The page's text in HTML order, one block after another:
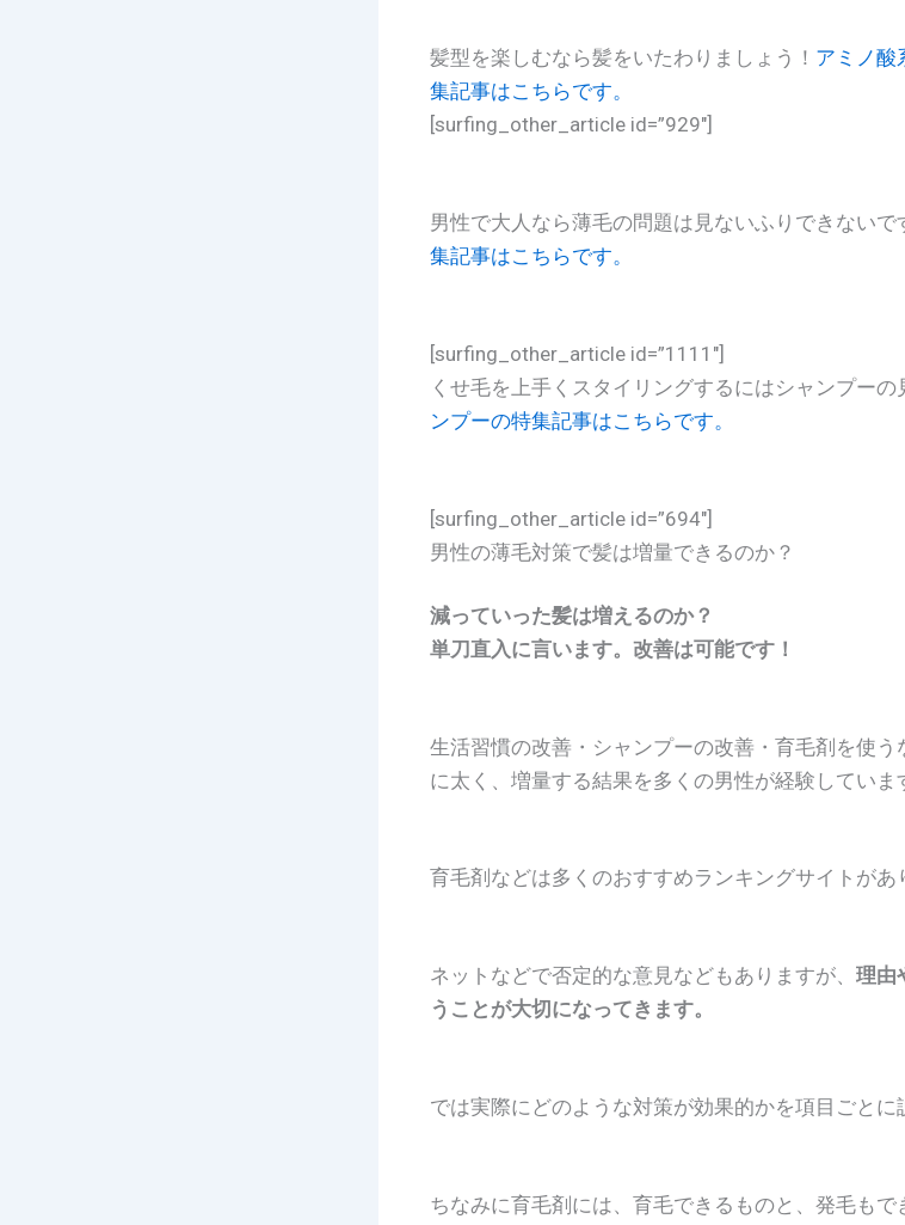
髪型を楽しむなら髪をいたわりましょう！ アミノ酸
集記事はこちらです。
[surfing_other_article id=”929″]
男性で大人なら薄毛の問題は見ないふりできないで
集記事はこちらです。
[surfing_other_article id=”1111″]
くせ毛を上手くスタイリングするにはシャンプーの
ンプーの特集記事はこちらです。
[surfing_other_article id=”694″]
男性の薄毛対策で髪は増量できるのか？
減っていった髪は増えるのか？
単刀直入に言います。改善は可能です！
生活習慣の改善・シャンプーの改善・育毛剤を使
に太く、増量する結果を多くの男性が経験していま
育毛剤などは多くのおすすめランキングサイトがあ
ネットなどで否定的な意見などもありますが、 理由
うことが大切になってきます。
では実際にどのような対策が効果的かを項目ごとに
ちなみに育毛剤には、育毛できるものと、発毛も